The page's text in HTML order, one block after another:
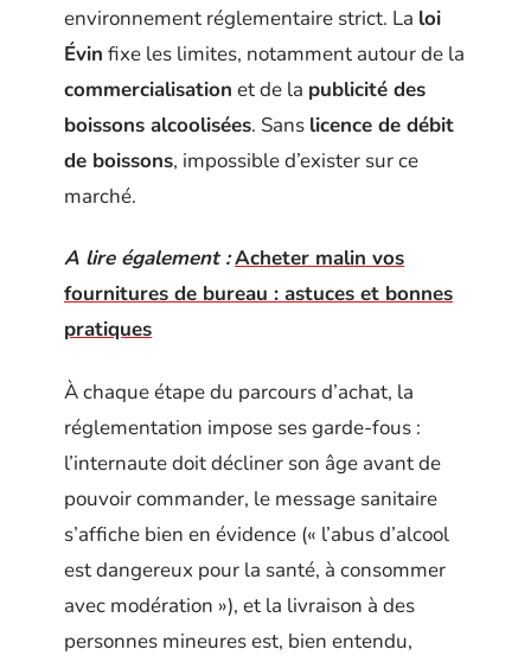
environnement réglementaire strict. La loi
Évin fixe les limites, notamment autour de la
commercialisation et de la publicité des
boissons alcoolisées. Sans licence de débit
de boissons, impossible d’exister sur ce
marché.
A lire également :Acheter malin vos
fournitures de bureau : astuces et bonnes
pratiques
À chaque étape du parcours d’achat, la
réglementation impose ses garde-fous :
l’internaute doit décliner son âge avant de
pouvoir commander, le message sanitaire
s’affiche bien en évidence (« l’abus d’alcool
est dangereux pour la santé, à consommer
avec modération »), et la livraison à des
personnes mineures est, bien entendu,